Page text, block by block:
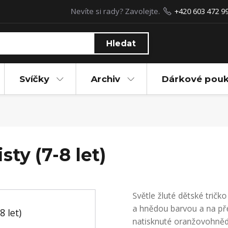
Hledat
Nevíte si rady? Zavolejte. +420 603 472
Svíčky Archiv Dárkové
(7-8 let)
Světle žluté dětské
a hnědou barvou a na
natisknuté